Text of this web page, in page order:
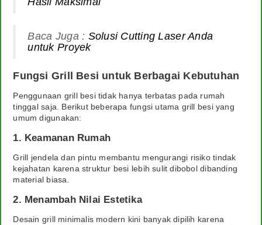
Baca Juga : Solusi Cutting Laser Anda
untuk Proyek
Fungsi Grill Besi untuk Berbagai Kebutuhan
Penggunaan grill besi tidak hanya terbatas pada rumah
tinggal saja. Berikut beberapa fungsi utama grill besi yang
umum digunakan:
1. Keamanan Rumah
Grill jendela dan pintu membantu mengurangi risiko tindak
kejahatan karena struktur besi lebih sulit dibobol dibanding
material biasa.
2. Menambah Nilai Estetika
Desain grill minimalis modern kini banyak dipilih karena